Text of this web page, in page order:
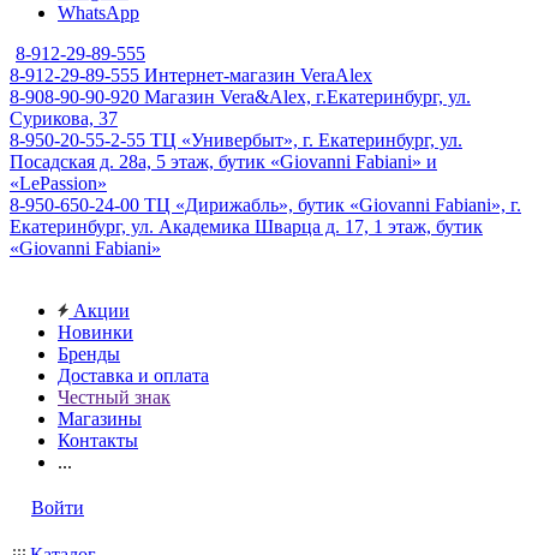
WhatsApp
8-912-29-89-555
8-912-29-89-555 Интернет-магазин VeraAlex
8-908-90-90-920 Магазин Vera&Alex, г.Екатеринбург, ул.
Сурикова, 37
8-950-20-55-2-55 ТЦ «Универбыт», г. Екатеринбург, ул.
Посадская д. 28а, 5 этаж, бутик «Giovanni Fabiani» и
«LePassion»
8-950-650-24-00 ТЦ «Дирижабль», бутик «Giovanni Fabiani», г.
Екатеринбург, ул. Академика Шварца д. 17, 1 этаж, бутик
«Giovanni Fabiani»
Акции
Новинки
Бренды
Доставка и оплата
Честный знак
Магазины
Контакты
...
Войти